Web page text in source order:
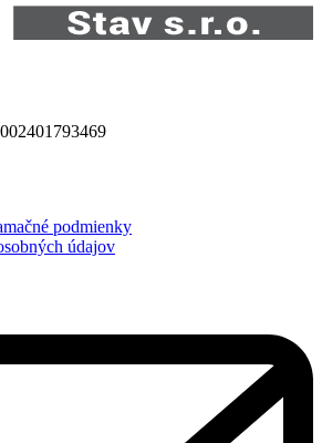
podmienky
údajov